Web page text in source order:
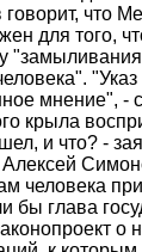
что
для того,
мнение", -
крыла
и что? -
человека
бы глава
о